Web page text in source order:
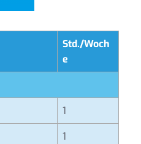
Std./Woch
e
1
1